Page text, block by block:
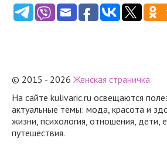
1
© 2015 - 2026 Женская страничка
На сайте kulivaric.ru освещаются
актуальные темы: мода, красота и
жизни, психология, отношения, дети,
путешествия.